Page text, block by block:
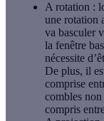
A rotation :
une rotation
va basculer
la fenêtre
nécessite
De plus, il
comprise
combles
compris